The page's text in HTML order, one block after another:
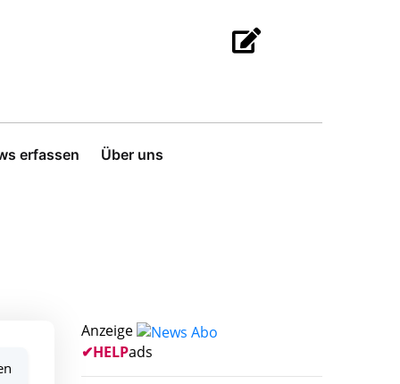
erfassen Über uns
Anzeige
✔HELPads